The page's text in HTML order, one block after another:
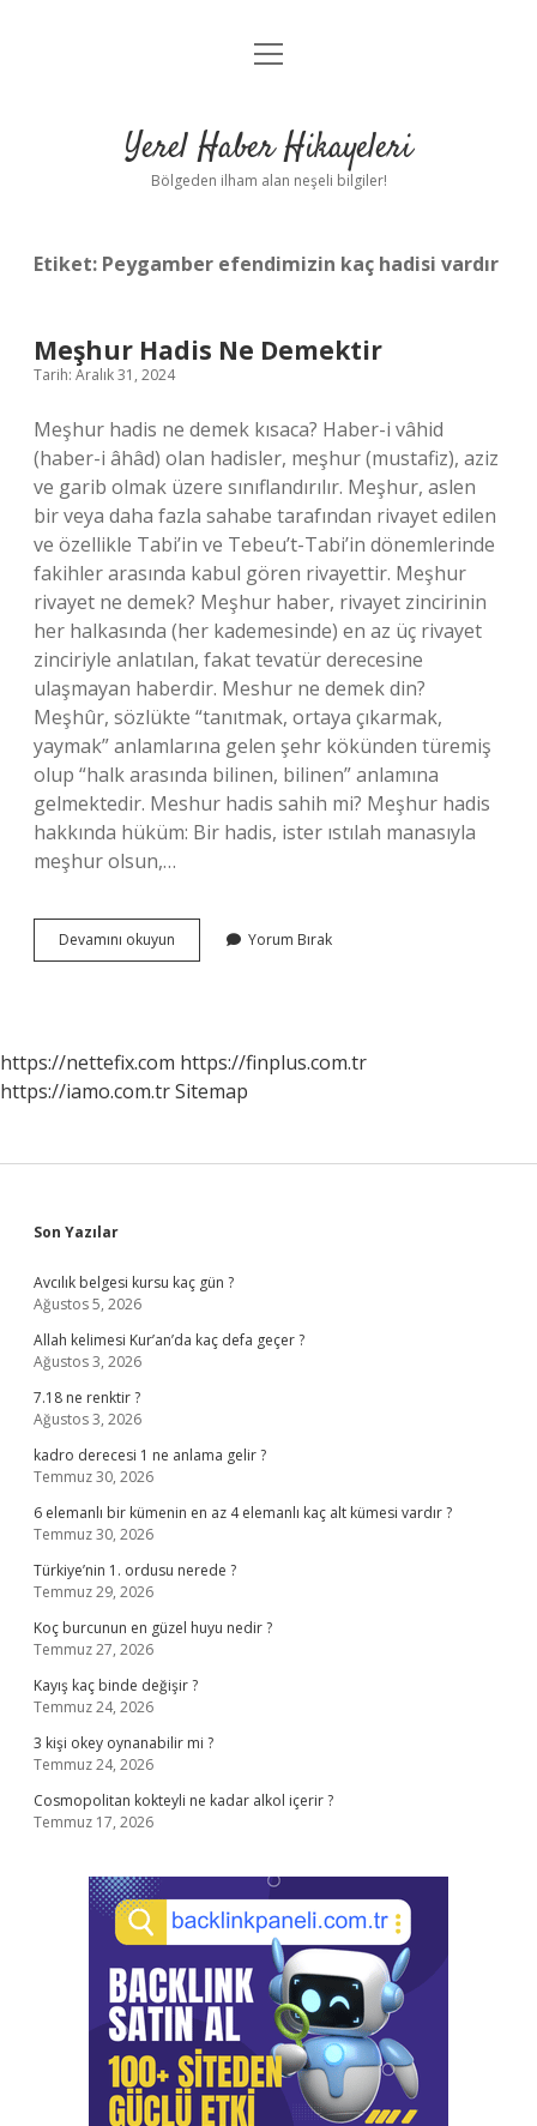
Anasayfa
Yasal Uyarı
menüyü
Yerel Haber Hikayeleri
Bölgeden ilham alan neşeli bilgiler!
Etiket: Peygamber efendimizin kaç hadisi vardır
Meşhur Hadis Ne Demektir
Tarih: Aralık 31, 2024
Meşhur hadis ne demek kısaca? Haber-i vâhid
(haber-i âhâd) olan hadisler, meşhur (mustafiz), aziz
ve garib olmak üzere sınıflandırılır. Meşhur, aslen
bir veya daha fazla sahabe tarafından rivayet edilen
ve özellikle Tabi’in ve Tebeu’t-Tabi’in dönemlerinde
fakihler arasında kabul gören rivayettir. Meşhur
rivayet ne demek? Meşhur haber, rivayet zincirinin
her halkasında (her kademesinde) en az üç rivayet
zinciriyle anlatılan, fakat tevatür derecesine
ulaşmayan haberdir. Meshur ne demek din?
Meşhûr, sözlükte “tanıtmak, ortaya çıkarmak,
yaymak” anlamlarına gelen şehr kökünden türemiş
olup “halk arasında bilinen, bilinen” anlamına
gelmektedir. Meshur hadis sahih mi? Meşhur hadis
hakkında hüküm: Bir hadis, ister ıstılah manasıyla
meşhur olsun,…
Devamını okuyun
Hadis
Yorum Bırak
https://nettefix.com https://finplus.com.tr
https://iamo.com.trSitemap
Sidebar
Son Yazılar
Avcılık belgesi kursu kaç gün ?
Ağustos 5, 2026
Allah kelimesi Kur’an’da kaç defa geçer ?
Ağustos 3, 2026
7.18 ne renktir ?
Ağustos 3, 2026
kadro derecesi 1 ne anlama gelir ?
Temmuz 30, 2026
6 elemanlı bir kümenin en az 4 elemanlı kaç alt kümesi vardır ?
Temmuz 30, 2026
Türkiye’nin 1. ordusu nerede ?
Temmuz 29, 2026
Koç burcunun en güzel huyu nedir ?
Temmuz 27, 2026
Kayış kaç binde değişir ?
Temmuz 24, 2026
3 kişi okey oynanabilir mi ?
Temmuz 24, 2026
Cosmopolitan kokteyli ne kadar alkol içerir ?
Temmuz 17, 2026